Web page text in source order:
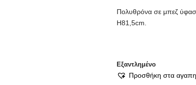
Πολυθρόνα σε μπεζ
Η81,5cm.
Εξαντλημένο
Προσθήκη στα